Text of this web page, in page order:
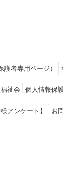
者専用ページ）
祉会 個人情報保
アンケート】 お